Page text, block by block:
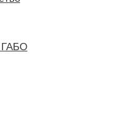
ГАБО